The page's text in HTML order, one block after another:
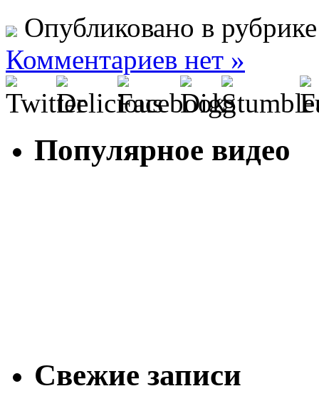
Опубликовано в
Комментариев нет »
Популярное видео
Свежие записи